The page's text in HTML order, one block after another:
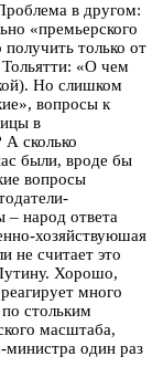
в другом:
«премьерского
только от
Тольятти: «О чем
Но слишком
вопросы к
в
А сколько
были, вроде бы
вопросы
народ ответа
хозяйствуюшая
не считает это
Хорошо,
много
стольким
масштаба,
один раз